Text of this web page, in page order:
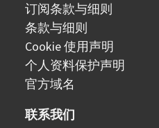
订阅条款与细则
条款与细则
Cookie 使用声明
个人资料保护声明
官方域名
联系我们